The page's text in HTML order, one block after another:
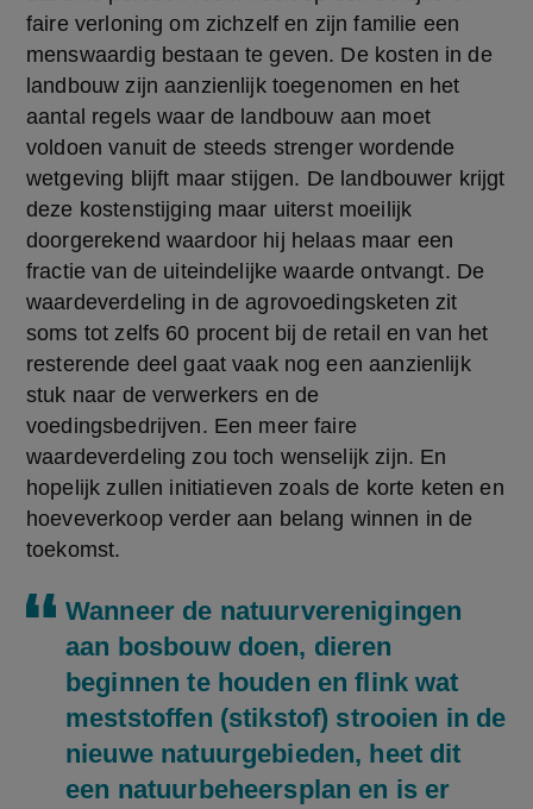
faire verloning om zichzelf en zijn familie een
menswaardig bestaan te geven. De kosten in de
landbouw zijn aanzienlijk toegenomen en het
aantal regels waar de landbouw aan moet
voldoen vanuit de steeds strenger wordende
wetgeving blijft maar stijgen. De landbouwer krijgt
deze kostenstijging maar uiterst moeilijk
doorgerekend waardoor hij helaas maar een
fractie van de uiteindelijke waarde ontvangt. De
waardeverdeling in de agrovoedingsketen zit
soms tot zelfs 60 procent bij de retail en van het
resterende deel gaat vaak nog een aanzienlijk
stuk naar de verwerkers en de
voedingsbedrijven. Een meer faire
waardeverdeling zou toch wenselijk zijn. En
hopelijk zullen initiatieven zoals de korte keten en
hoeveverkoop verder aan belang winnen in de
toekomst.
Wanneer de natuurverenigingen
aan bosbouw doen, dieren
beginnen te houden en flink wat
meststoffen (stikstof) strooien in de
nieuwe natuurgebieden, heet dit
een natuurbeheersplan en is er